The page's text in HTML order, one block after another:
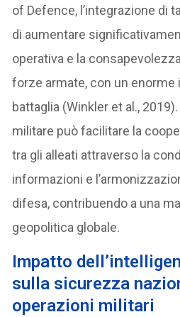
of Defence, l’integrazione di
di aumentare
operativa e la
forze armate, con un
battaglia (Winkler et al.,
militare può facilitare la
tra gli alleati attraverso la
informazioni e
difesa, contribuendo a una
geopolitica globale.
Impatto
sulla sicurezza
operazioni militari